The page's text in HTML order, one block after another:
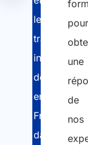
dezembro
les
travailleurs
détachés
en
France
dans
une
de
nos